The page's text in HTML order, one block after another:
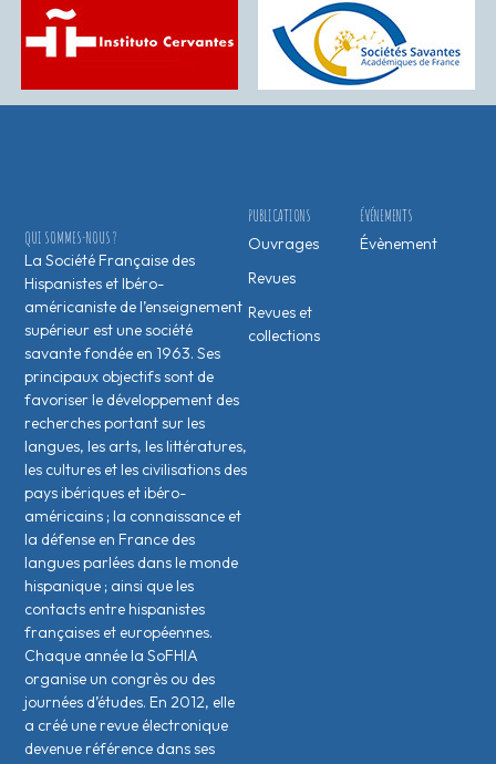
ÉVÉNEMENTS
Évènement
PUBLICATIONS
Ouvrages
Revues
Revues et
collections
QUI SOMMES-NOUS ?
La Société Française des
Hispanistes et Ibéro-
américaniste de l’enseignement
supérieur est une société
savante fondée en 1963. Ses
principaux objectifs sont de
favoriser le développement des
recherches portant sur les
langues, les arts, les littératures,
les cultures et les civilisations des
pays ibériques et ibéro-
américains ; la connaissance et
la défense en France des
langues parlées dans le monde
hispanique ; ainsi que les
contacts entre hispanistes
français·es et européen·nes.
Chaque année la SoFHIA
organise un congrès ou des
journées d’études. En 2012, elle
a créé une revue électronique
devenue référence dans ses